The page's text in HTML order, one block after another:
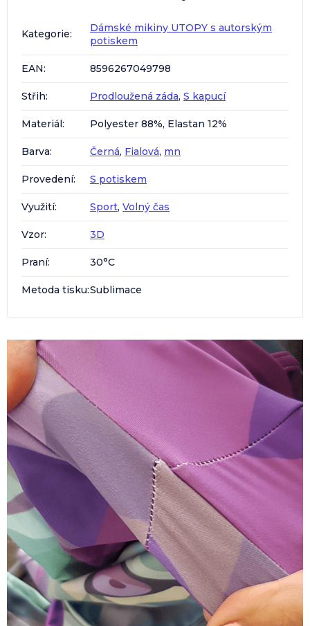
Kategorie:
Dámské mikiny UTOPY s autorským
potiskem
EAN: 8596267049798
Střih: Prodloužená záda, S kapucí
Materiál: Polyester 88%, Elastan 12%
Barva: Černá, Fialová, mn
Provedení: S potiskem
Využití: Sport, Volný čas
Vzor: 3D
Praní: 30°C
Metoda tisku:Sublimace